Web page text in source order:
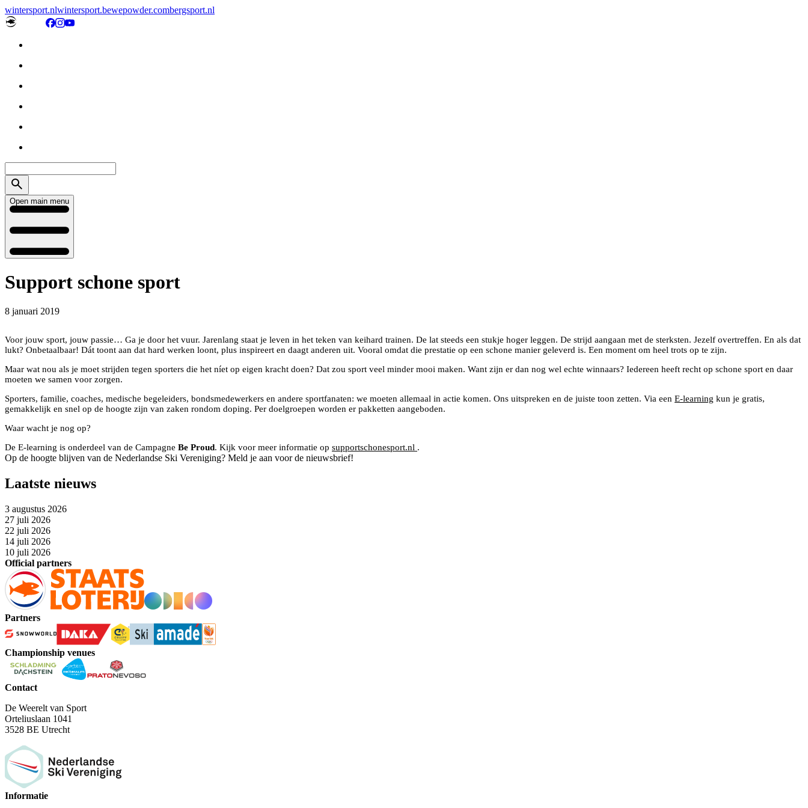
wintersport.nlwintersport.bewepowder.combergsport.nl
Open main menu
Support schone sport
8 januari 2019
Voor jouw sport, jouw passie… Ga je door het vuur. Jarenlang staat je leven in het teken van keihard trainen. De lat steeds een stukje hoger leggen. De strijd aangaan met de sterksten. Jezelf overtreffen. En als dat
lukt? Onbetaalbaar! Dát toont aan dat hard werken loont, plus inspireert en daagt anderen uit. Vooral omdat die prestatie op een schone manier geleverd is. Een moment om heel trots op te zijn.
Maar wat nou als je moet strijden tegen sporters die het níet op eigen kracht doen? Dat zou sport veel minder mooi maken. Want zijn er dan nog wel echte winnaars? Iedereen heeft recht op schone sport en daar
moeten we samen voor zorgen.
Sporters, familie, coaches, medische begeleiders, bondsmedewerkers en andere sportfanaten: we moeten allemaal in actie komen. Ons uitspreken en de juiste toon zetten. Via een E-learning kun je gratis,
gemakkelijk en snel op de hoogte zijn van zaken rondom doping. Per doelgroepen worden er pakketten aangeboden.
Waar wacht je nog op?
De E-learning is onderdeel van de Campagne Be Proud. Kijk voor meer informatie op supportschonesport.nl .
Op de hoogte blijven van de Nederlandse Ski Vereniging? Meld je aan voor de nieuwsbrief!
Laatste nieuws
3 augustus 2026
27 juli 2026
22 juli 2026
14 juli 2026
10 juli 2026
Official partners
Partners
Championship venues
Contact
De Weerelt van Sport
Orteliuslaan 1041
3528 BE Utrecht
Informatie